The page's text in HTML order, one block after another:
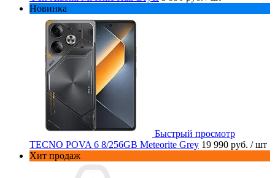
Новинка
Быстрый просмотр
TECNO POVA 6 8/256GB Meteorite Grey 19 990 руб. / шт
Хит продаж